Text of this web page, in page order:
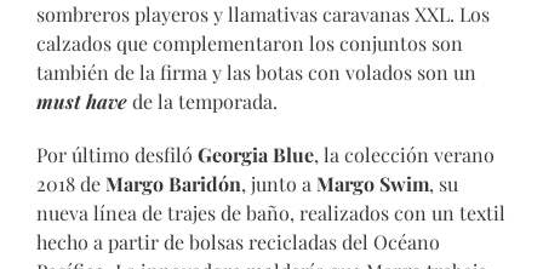
sombreros playeros y llamativas caravanas XXL. Los
calzados que complementaron los conjuntos son
también de la firma y las botas con volados son un
must havede la temporada.
Por último desfiló Georgia Blue, la colección verano
2018 deMargo Baridón, junto a Margo Swim, su
nueva línea de trajes de baño, realizados con un textil
hecho a partir de bolsas recicladas del Océano